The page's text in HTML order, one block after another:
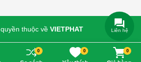
thuộc về VIETPHAT
0 0 0
Liên hệ